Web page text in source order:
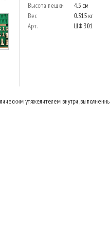
Высота пешки
4.5 см
Вес
0.515 кг
Арт.
ШФ 301
утяжелителем внутри,